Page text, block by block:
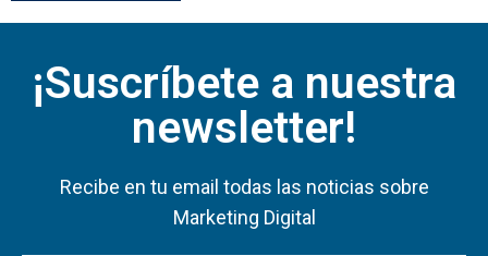
¡Suscríbete a nuestra
newsletter!
Recibe en tu email todas las noticias sobre
Marketing Digital